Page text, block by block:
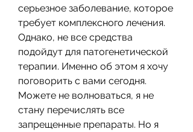
серьезное заболевание, которое
требует комплексного лечения.
Однако, не все средства
подойдут для патогенетической
терапии. Именно об этом я хочу
поговорить с вами сегодня.
Можете не волноваться, я не
стану перечислять все
запрещенные препараты. Но я